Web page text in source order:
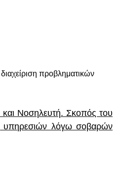
προβληματικών
και Νοσηλευτή. Σκοπός του
υπηρεσιών λόγω σοβαρών